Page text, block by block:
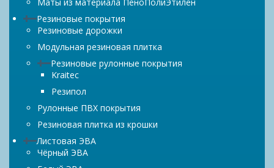
Резиновые покрытия
Резиновые дорожки
Модульная резиновая плитка
Резиновые рулонные покрытия
Kraitec
Резипол
Рулонные ПВХ покрытия
Резиновая плитка из крошки
Листовая ЭВА
Чёрный ЭВА